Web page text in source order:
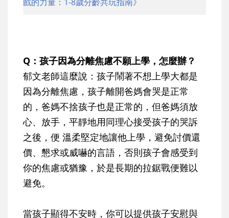
Q：孩子因為分離焦慮不願上學，怎麼辦？
郁文老師這麼說：孩子鬧著不想上學大都是
因為分離焦慮，孩子離開爸媽會哭是正常
的，爸媽不捨孩子也是正常的，但爸媽須放
心、放手，平靜地用同理心接受孩子的哭訴
之後，便 溫柔堅定地讓他上學，避免討價還
價、懇求或威嚇的言語，否則孩子會感受到
你的焦慮或猶豫，於是長期的拉鋸戰便難以
避免。
當孩子顯得不安時，你可以提供孩子安慰與